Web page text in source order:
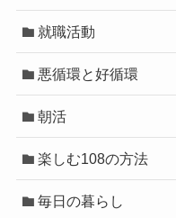
就職活動
悪循環と好循環
朝活
楽しむ108の方法
毎日の暮らし